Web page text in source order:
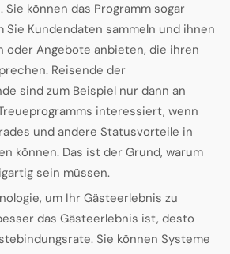
können das Programm sogar
Sie Kundendaten sammeln und ihnen
oder Angebote anbieten, die ihren
Reisende der
sind zum Beispiel nur dann an
interessiert, wenn
und andere Statusvorteile in
können. Das ist der Grund, warum
sein müssen.
um Ihr Gästeerlebnis zu
das Gästeerlebnis ist, desto
Sie können Systeme